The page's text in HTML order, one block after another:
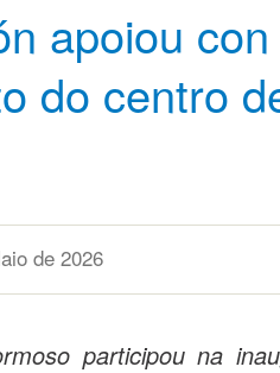
apoiou
do centro
de 2026
participou na